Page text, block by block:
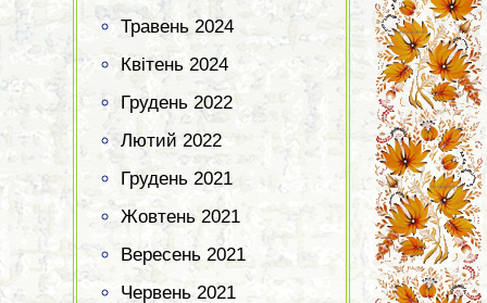
Травень 2024
Квітень 2024
Грудень 2022
Лютий 2022
Грудень 2021
Жовтень 2021
Вересень 2021
Червень 2021